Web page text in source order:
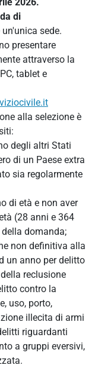
di
sede.
presentare
attraverso la
tablet e
alla selezione è
degli altri Stati
di un Paese extra
sia regolarmente
di età e non aver
(28 anni e 364
domanda;
non definitiva alla
un anno per delitto
reclusione
contro la
uso, porto,
illecita di armi
riguardanti
a gruppi eversivi,